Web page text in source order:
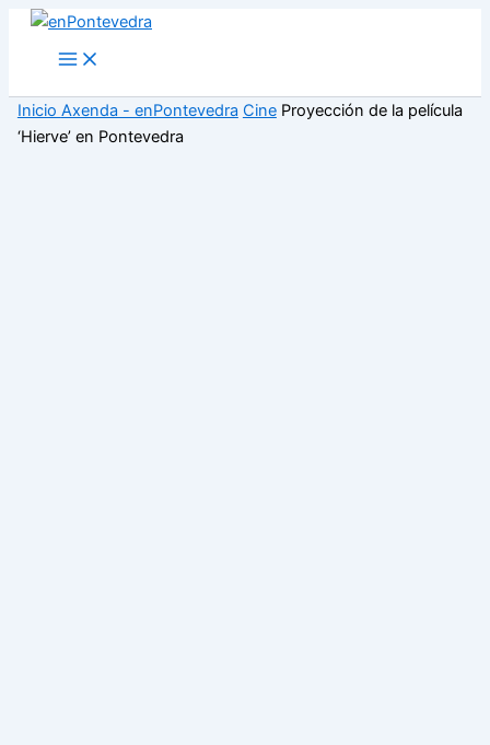
Main
Menu
Inicio Axenda - enPontevedra Cine Proyección de la película
‘Hierve’ en Pontevedra